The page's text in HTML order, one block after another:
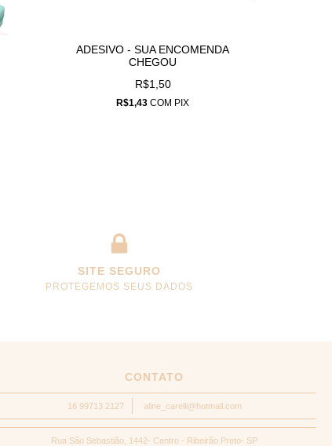
ADESIVO - SUA ENCOMENDA
CHEGOU
R$1,50
R$1,43COM PIX
SITE SEGURO
PROTEGEMOS SEUS DADOS
CONTATO
16 99713 2127 aline_carelli@hotmail.com
Rua São Sebastião, 1442- Centro - Ribeirão Preto- SP